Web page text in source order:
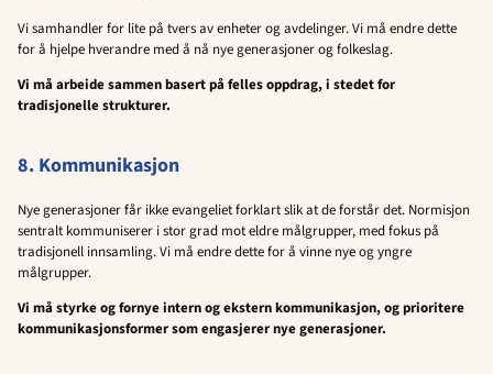
Vi samhandler for lite på tvers av enheter og avdelinger. Vi må endre dette
for å hjelpe hverandre med å nå nye generasjoner og folkeslag.
Vi må arbeide sammen basert på felles oppdrag, i stedet for
tradisjonelle strukturer.
8. Kommunikasjon
Nye generasjoner får ikke evangeliet forklart slik at de forstår det. Normisjon
sentralt kommuniserer i stor grad mot eldre målgrupper, med fokus på
tradisjonell innsamling. Vi må endre dette for å vinne nye og yngre
målgrupper.
Vi må styrke og fornye intern og ekstern kommunikasjon, og prioritere
kommunikasjonsformer som engasjerer nye generasjoner.